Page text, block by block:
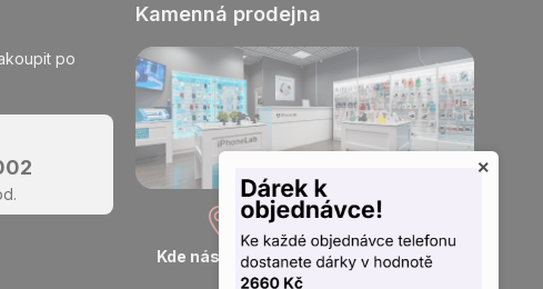
po
Kamenná prodejna
Kde nás najdete Otevřeno každý den
×